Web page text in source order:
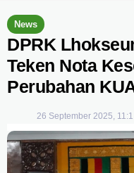
News
DPRK
Teken Nota
Perubahan
26 September 2025,